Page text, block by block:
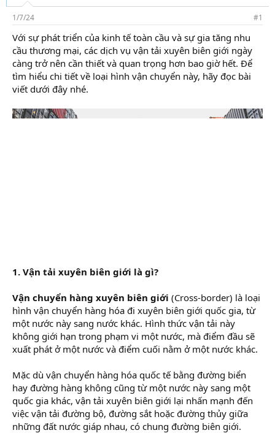
s
t
a
r
t
e
r
i
1/7/24 #1
Với sự phát triển của kinh tế toàn cầu và sự gia tăng nhu
cầu thương mại, các dịch vụ vận tải xuyên biên giới ngày
càng trở nên cần thiết và quan trọng hơn bao giờ hết. Để
tìm hiểu chi tiết về loại hình vận chuyển này, hãy đọc bài
viết dưới đây nhé.
1. Vận tải xuyên biên giới là gì?
Vận chuyển hàng xuyên biên giới (Cross-border) là loại
hình vận chuyển hàng hóa đi xuyên biên giới quốc gia, từ
một nước này sang nước khác. Hình thức vận tải này
không giới hạn trong phạm vi một nước, mà điểm đầu sẽ
xuất phát ở một nước và điểm cuối nằm ở một nước khác.
Mặc dù vận chuyển hàng hóa quốc tế bằng đường biển
hay đường hàng không cũng từ một nước này sang một
quốc gia khác, vận tải xuyên biên giới lại nhấn mạnh đến
việc vận tải đường bộ, đường sắt hoặc đường thủy giữa
những đất nước giáp nhau, có chung đường biên giới.